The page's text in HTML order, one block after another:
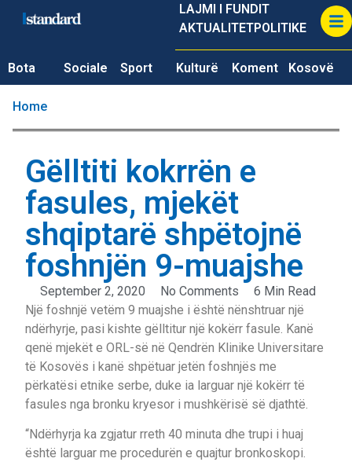
LAJMI I FUNDIT
AKTUALITETPOLITIKE
Bota Sociale Sport Kulturë Koment Kosovë
Home
Gëlltiti kokrrën e
fasules, mjekët
shqiptarë shpëtojnë
foshnjën 9-muajshe
September 2, 2020 No Comments
6 Min Read
Një foshnjë vetëm 9 muajshe i është nënshtruar një
ndërhyrje, pasi kishte gëlltitur një kokërr fasule. Kanë
qenë mjekët e ORL-së në Qendrën Klinike Universitare
të Kosovës i kanë shpëtuar jetën foshnjës me
përkatësi etnike serbe, duke ia larguar një kokërr të
fasules nga bronku kryesor i mushkërisë së djathtë.
“Ndërhyrja ka zgjatur rreth 40 minuta dhe trupi i huaj
është larguar me procedurën e quajtur bronkoskopi.